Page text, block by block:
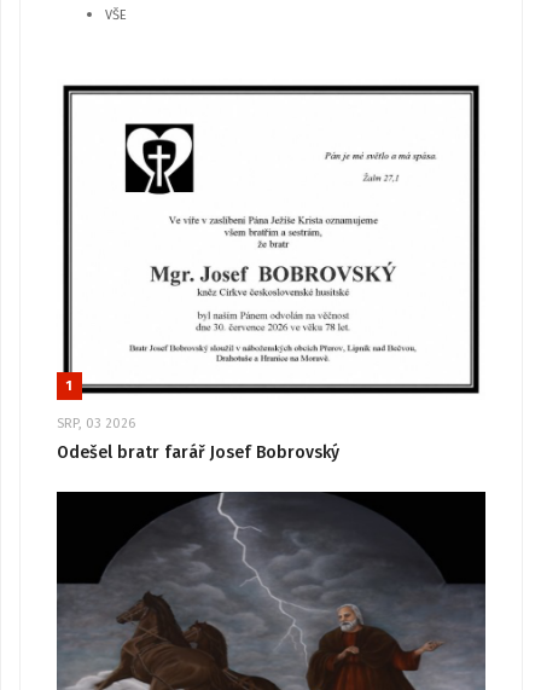
VŠE
1
SRP, 03 2026
Odešel bratr farář Josef Bobrovský